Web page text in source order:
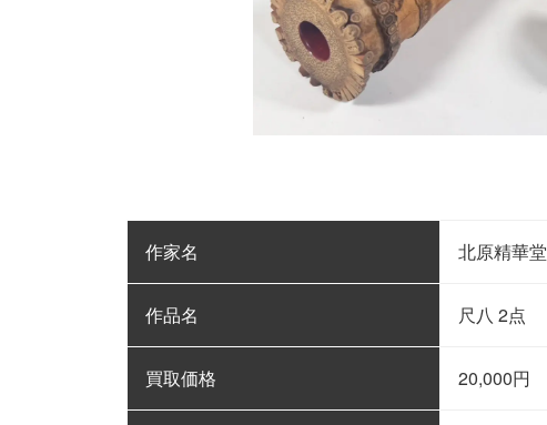
作家名 北原精華
作品名 尺八 2点
買取価格 20,000円